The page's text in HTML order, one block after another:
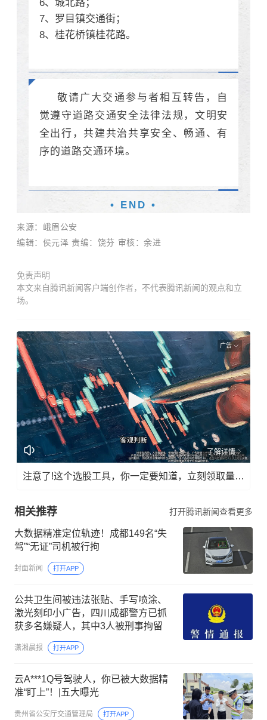
6、城北路；
7、罗目镇交通街；
8、桂花桥镇桂花路。
敬请广大交通参与者相互转告，自
觉遵守道路交通安全法律法规，文明安
全出行，共建共治共享安全、畅通、有
序的道路交通环境。
• END •
来源：峨眉公安
编辑：侯元泽 责编：饶芬 审核：余进
免责声明
本文来自腾讯新闻客户端创作者，不代表腾讯新闻的观点和立
场。
广告
了解详情
注意了!这个选股工具，你一定要知道，立刻领取量化指标!
相关推荐 打开腾讯新闻查看更多
大数据精准定位轨迹！成都149名“失
驾”“无证”司机被行拘
封面新闻 打开APP
公共卫生间被违法张贴、手写喷涂、
激光刻印小广告，四川成都警方已抓
获多名嫌疑人，其中3人被刑事拘留
潇湘晨报 打开APP
云A***1Q号驾驶人，你已被大数据精
准“盯上”！|五大曝光
贵州省公安厅交通管理局 打开APP